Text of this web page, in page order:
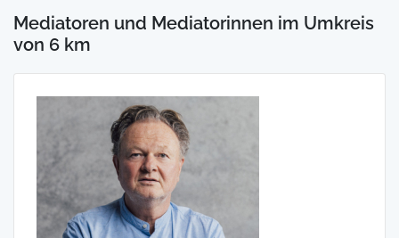
Mediatoren und Mediatorinnen im Umkreis
von 6 km